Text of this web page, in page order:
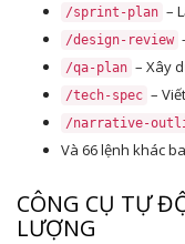
/sprint-plan –
/design-review
/qa-plan – Xây
/tech-spec –
/narrative-
Và 66 lệnh khác
CÔNG CỤ TỰ
LƯỢNG